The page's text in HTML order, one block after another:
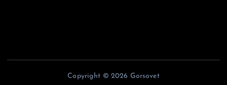
Copyright © 2026 Gorsovet